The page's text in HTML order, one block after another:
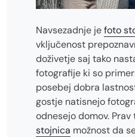
Navsezadnje jefoto
vključenost
doživetje saj tako
fotografije ki so
posebej dobra
gostje natisnejo
odnesejo domov. Prav
stojnica možnost da